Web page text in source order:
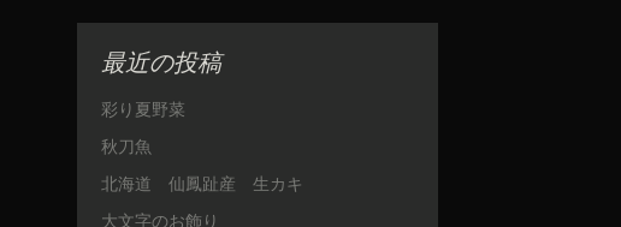
最近の投稿
彩り夏野菜
秋刀魚
北海道 仙鳳趾産 生カキ
大文字のお飾り